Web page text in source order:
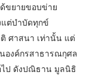
ขยายขอบข่าย
แต่บำบัดทุกข์
ศาสนา เท่านั้น แต่
องค์กรสาธารณกุศล
ไป ดังปณิธาน มูลนิธิ